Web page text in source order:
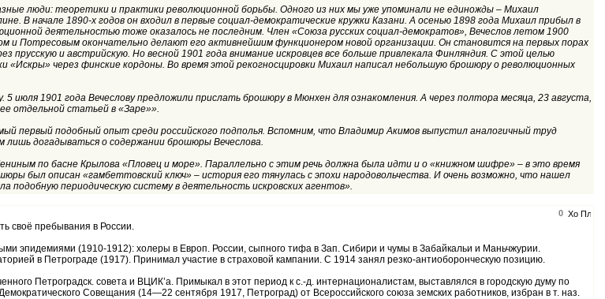
люди: теоретики и практики революционной борьбы. Одного из них мы уже упоминали не единожды – Михаил
В начале 1890-х годов он входил в первые социал-демократические кружки Казани. А осенью 1898 года Михаил прибыл в
деятельностью тоже оказалось не последним. Член «Союза русских социал-демократов», Вечеслов летом 1900
и Потресовым окончательно делают его активнейшим функционером новой организации. Он становится на первых порах
и австрийскую. Но весной 1901 года внимание искровцев все больше привлекала Финляндия. С этой целью
через финские кордоны. Во время этой рекогносцировки Михаил написал небольшую брошюру о революционных
июля 1901 года Вечеслову предложили прислать брошюру в Мюнхен для ознакомления. А через полтора месяца, 23 августа,
отдельной статьей в «Заре»».
первый подобный опыт среди российского подполья. Вспомним, что Владимир Акимов выпустил аналогичный труд
лишь догадываться о содержании брошюры Вечеслова.
по басне Крылова «Пловец и море». Параллельно с этим речь должна была идти и о «книжном шифре» – в это время
был описан «гамбеттовский ключ» – история его тянулась с эпохи народовольчества. И очень возможно, что нашел
подобную периодическую систему в деятельность искровских агентов».
0
своё пребывания в России.
эпидемиями (1910-1912): холеры в Европ. России, сыпного тифа в Зап. Сибири и чумы в Забайкальи и Маньчжурии.
в Петрограде (1917). Принимал участие в страховой кампании. С 1914 занял резко-антиоборонческую позицию.
Петроградск. совета и ВЦИК’а. Примыкал в этот период к с.-д. интернационалистам, выставлялся в городскую думу по
Совещания (14—22 сентября 1917, Петроград) от Всероссийского союза земских работников, избран в т. наз.